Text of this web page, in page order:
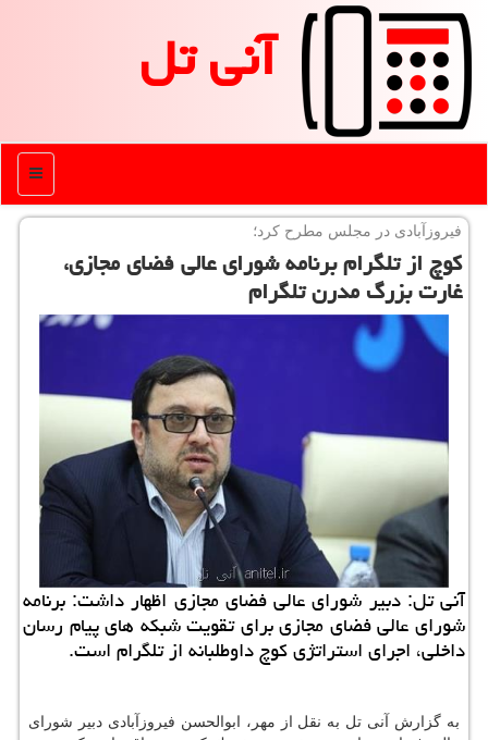
آنی تل
منو
فیروزآبادی در مجلس مطرح كرد؛
كوچ از تلگرام برنامه شورای عالی فضای مجازی،
غارت بزرگ مدرن تلگرام
آنی تل: دبیر شورای عالی فضای مجازی اظهار داشت: برنامه
شورای عالی فضای مجازی برای تقویت شبكه های پیام رسان
داخلی، اجرای استراتژی كوچ داوطلبانه از تلگرام است.
به گزارش آنی تل به نقل از مهر، ابوالحسن فیروزآبادی دبیر شورای